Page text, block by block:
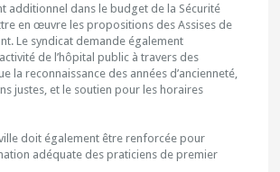
additionnel dans le budget de la Sécurité
en œuvre les propositions des Assises de
Le syndicat demande également
de l’hôpital public à travers des
la reconnaissance des années d’ancienneté,
justes, et le soutien pour les horaires
doit également être renforcée pour
adéquate des praticiens de premier